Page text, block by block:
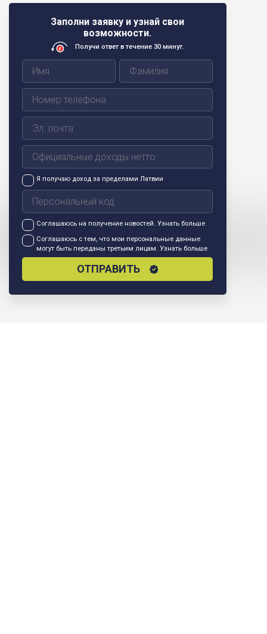
Заполни заявку и узнай свои
возможности.
Получи ответ в течение 30 минут.
Я получаю доход за пределами Латвии
Соглашаюсь на получение новостей.Узнать больше
Соглашаюсь с тем, что мои персональные данные
могут быть переданы третьим лицам.Узнать больше
ОТПРАВИТЬ